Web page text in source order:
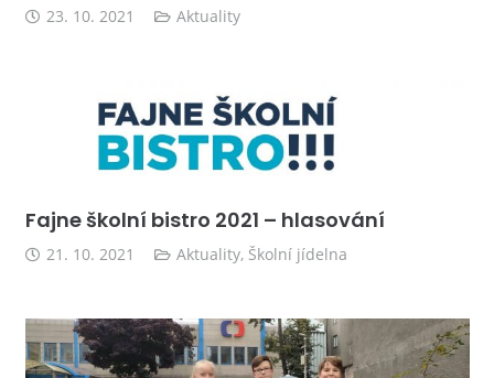
23. 10. 2021 Aktuality
Fajne školní bistro 2021 – hlasování
21. 10. 2021 Aktuality, Školní jídelna